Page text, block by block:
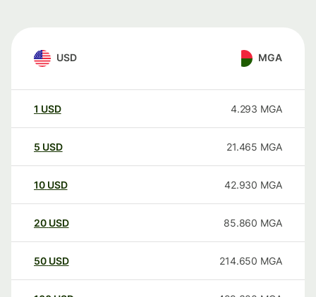
USD MGA
1 USD 4.293 MGA
5 USD 21.465 MGA
10 USD 42.930 MGA
20 USD 85.860 MGA
50 USD 214.650 MGA